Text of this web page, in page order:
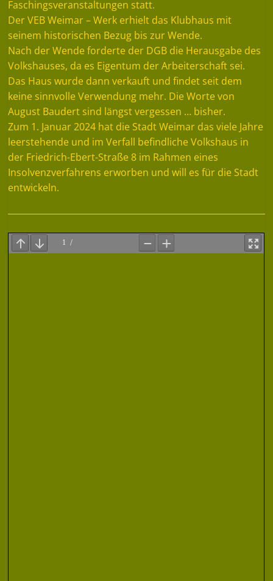
Faschingsveranstaltungen statt.
Der VEB Weimar – Werk erhielt das Klubhaus mit
seinem historischen Bezug bis zur Wende.
Nach der Wende forderte der DGB die Herausgabe des
Volkshauses, da es Eigentum der Arbeiterschaft sei.
Das Haus wurde dann verkauft und findet seit dem
keine sinnvolle Verwendung mehr. Die Worte von
August Baudert sind längst vergessen … bisher.
Zum 1. Januar 2024 hat die Stadt Weimar das viele Jahre
leerstehende und im Verfall befindliche Volkshaus in
der Friedrich-Ebert-Straße 8 im Rahmen eines
Insolvenzverfahrens erworben und will es für die Stadt
entwickeln.